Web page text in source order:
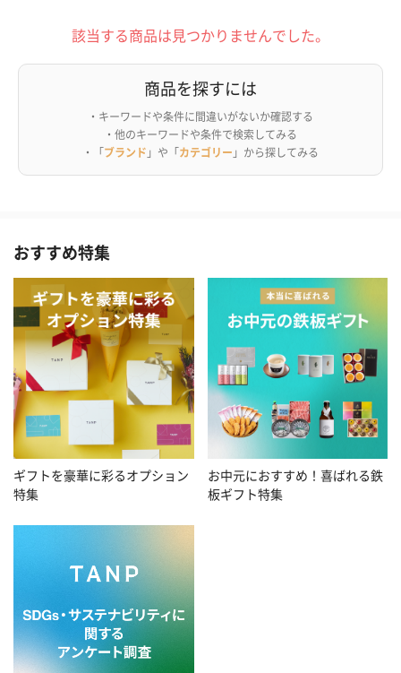
該当する商品は見つかりませんでした。
商品を探すには
・キーワードや条件に間違いがないか確認する
・他のキーワードや条件で検索してみる
・「ブランド 」や「カテゴリー 」から探してみる
おすすめ特集
ギフトを豪華に彩るオプション
特集
お中元におすすめ！喜ばれる鉄
板ギフト特集